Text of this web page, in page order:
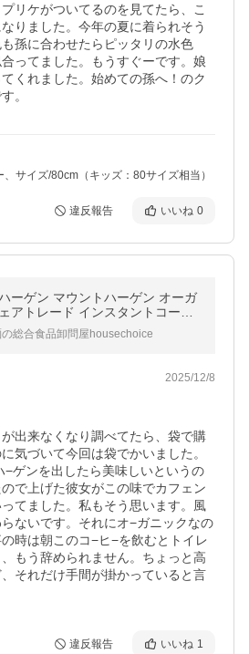
リケがついてるのを見てたら、こ
りました。今年の夏に着られそう
孫に合わせたらピッタリの水色
ってました。もうすぐーです。娘
くれました。始めての孫へ！のク
。
サイズ/80cm（キッズ：80サイズ相当）
違反報告 いいね 0
ーゲン マウントハーゲン オーガ
アトレード インスタントコーヒ
ンレス 詰め替え用 ジップバッグ
の総合食品卸問屋housechoice
2025/12/8
出来なくなり調べてたら、袋で購
気づいて今回は袋でかいました。
−ゲンを出したら美味しいというの
で上げた彼女がこの味でカフェン
てました。私もそう思います。風
ないです。それにオ−ガニックなの
時は朝このコ−ヒ−を飲むとトイレ
もう辞められません。ちょっと高
それだけ手間が掛かっていると言
違反報告 いいね 1